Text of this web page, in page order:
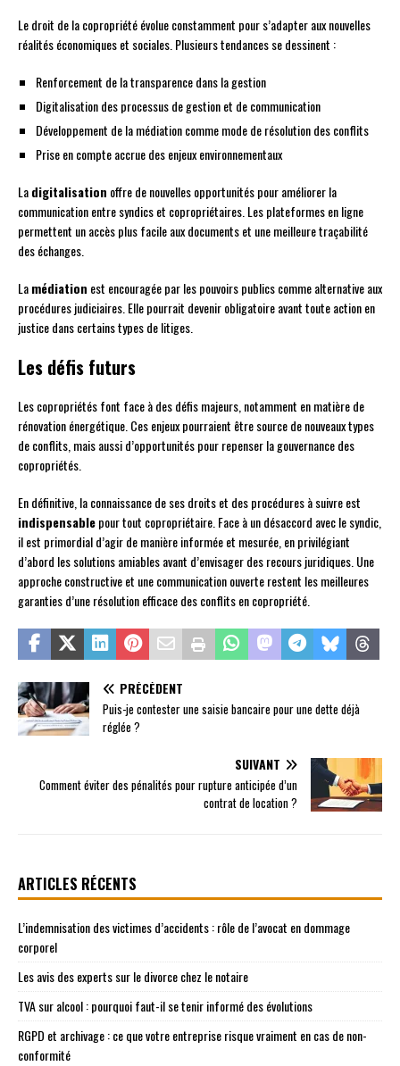
Le droit de la copropriété évolue constamment pour s’adapter aux nouvelles
réalités économiques et sociales. Plusieurs tendances se dessinent :
Renforcement de la transparence dans la gestion
Digitalisation des processus de gestion et de communication
Développement de la médiation comme mode de résolution des conflits
Prise en compte accrue des enjeux environnementaux
Ladigitalisation offre de nouvelles opportunités pour améliorer la
communication entre syndics et copropriétaires. Les plateformes en ligne
permettent un accès plus facile aux documents et une meilleure traçabilité
des échanges.
Lamédiation est encouragée par les pouvoirs publics comme alternative aux
procédures judiciaires. Elle pourrait devenir obligatoire avant toute action en
justice dans certains types de litiges.
Les défis futurs
Les copropriétés font face à des défis majeurs, notamment en matière de
rénovation énergétique. Ces enjeux pourraient être source de nouveaux types
de conflits, mais aussi d’opportunités pour repenser la gouvernance des
copropriétés.
En définitive, la connaissance de ses droits et des procédures à suivre est
indispensablepour tout copropriétaire. Face à un désaccord avec le syndic,
il est primordial d’agir de manière informée et mesurée, en privilégiant
d’abord les solutions amiables avant d’envisager des recours juridiques. Une
approche constructive et une communication ouverte restent les meilleures
garanties d’une résolution efficace des conflits en copropriété.
PRÉCÉDENT
Puis-je contester une saisie bancaire pour une dette déjà
réglée ?
SUIVANT
Comment éviter des pénalités pour rupture anticipée d’un
contrat de location ?
ARTICLES RÉCENTS
L’indemnisation des victimes d’accidents : rôle de l’avocat en dommage
corporel
Les avis des experts sur le divorce chez le notaire
TVA sur alcool : pourquoi faut-il se tenir informé des évolutions
RGPD et archivage : ce que votre entreprise risque vraiment en cas de non-
conformité